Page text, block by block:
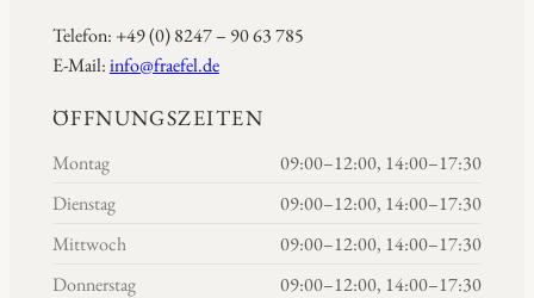
Telefon: +49 (0) 8247 – 90 63 785
E-Mail:info@fraefel.de
ÖFFNUNGSZEITEN
Montag
09:00–12:00, 14:00–17:30
Dienstag
09:00–12:00, 14:00–17:30
Mittwoch
09:00–12:00, 14:00–17:30
Donnerstag
09:00–12:00, 14:00–17:30